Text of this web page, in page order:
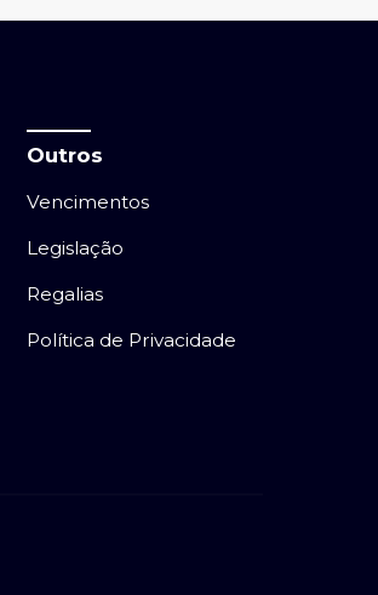
Outros
Vencimentos
Legislação
Regalias
Política de Privacidade